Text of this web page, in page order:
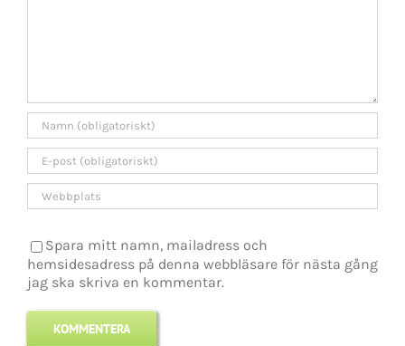
Spara mitt namn, mailadress och
hemsidesadress på denna webbläsare för nästa gång
jag ska skriva en kommentar.